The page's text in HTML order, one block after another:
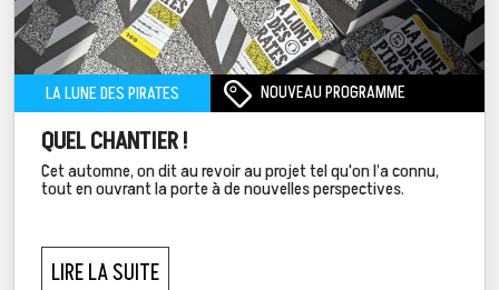
LA LUNE DES PIRATES NOUVEAU PROGRAMME
QUEL CHANTIER !
Cet automne, on dit au revoir au projet tel qu'on l’a connu,
tout en ouvrant la porte à de nouvelles perspectives.
LIRE LA SUITE